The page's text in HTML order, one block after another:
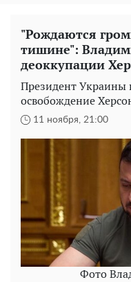
"Рождаются
тишине":
деоккупации
Президент Украины
освобождение
11 ноября, 21:00
Фото